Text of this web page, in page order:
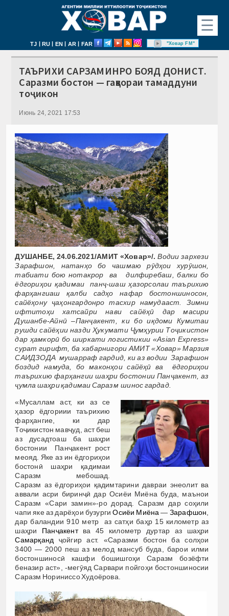
☰
TJ | RU | EN | AR | FAR "Ховар FM"
ТАЪРИХИ САРЗАМИНРО БОЯД ДОНИСТ.
Саразми бостон — гаҳвораи тамаддуни
тоҷикон
Июнь 24, 2021 17:53
ДУШАНБЕ, 24.06.2021/АМИТ «Ховар»/. Водии зархези
Зарафшон, натанҳо бо чашмаю рӯдҳои хурӯшон,
табиати бою нотакрор ва
дилфиребаш, балки бо
ёдгориҳои қадимаи панҷ-шаш ҳазорсолаи таърихию
фарҳангиаш қалби садҳо нафар бостоншиносон,
сайёҳону ҷаҳонгардонро тасхир намудааст. Зимни
ифтитоҳи хатсайри нави сайёҳӣ дар масири
Душанбе-Айнӣ –Панҷакент, ки бо иқдоми Кумитаи
рушди сайёҳии назди Ҳукумати Ҷумҳурии Тоҷикистон
дар ҳамкорӣ бо ширкати логистикии «Asian Express»
сурат гирифт, ба хабарнигори АМИТ «Ховар» Марзия
САИДЗОДА мушарраф гардид, ки аз водии Зарафшон
боздид намуда, бо маконҳои сайёҳӣ ва ёдгориҳои
таърихию фарҳангии шаҳри бостонии Панҷакент, аз
ҷумла шаҳри қадимаи Саразм шинос гардад.
«Мусаллам аст, ки аз се
ҳазор ёдгориии таърихию
фарҳангие, ки дар
Тоҷикистон мавҷуд, аст беш
аз дусадтоаш ба шаҳри
бостонии Панҷакент рост
меояд. Яке аз ин ёдгориҳои
бостонӣ шаҳри қадимаи
Саразм мебошад.
Саразм аз ёдгориҳои қадимтарини давраи энеолит ва
аввали асри биринҷӣ дар Осиёи Миёна буда, маънои
Саразм «Сари замин»-ро дорад. Саразм дар соҳили
чапи яке аз дарёҳои бузургиОсиёи Миёна— Зарафшон,
дар баландии 910 метр аз сатҳи баҳр 15 километр аз
шаҳри Панҷакентва 45 километр дуртар аз шаҳри
Самарқанд ҷойгир аст. «Саразми бостон ба солҳои
3400 — 2000 пеш аз мелод мансуб буда, барои илми
бостоншиносӣ кашфи бошишгоҳи Саразм бозёфти
беназир аст», -мегӯяд Сарвари пойгоҳи бостоншиносии
Саразм Нориниссо Худоёрова.